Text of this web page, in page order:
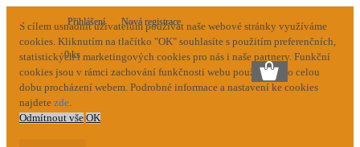
S cílem usnadnit uživatelům používat naše webové stránky využíváme
cookies. Kliknutím na tlačítko "OK" souhlasíte s použitím preferenčních,
statistických i marketingových cookies pro nás i naše partnery. Funkční
cookies jsou v rámci zachování funkčnosti webu používány po celou
dobu procházení webem. Podrobné informace a nastavení ke cookies
najdete zde.
Odmítnout vše OK
Přihlášení Nová registrace
0 ks